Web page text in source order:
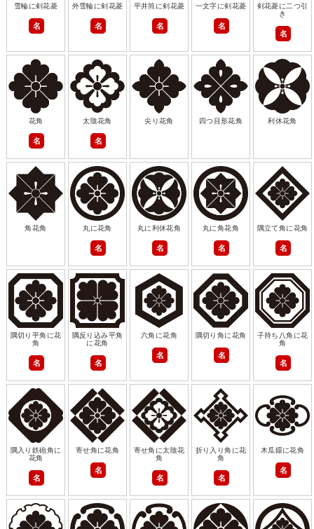
雪輪に剣花菱
名
外雪輪に剣花菱
名
平井筒に剣花菱
名
一文字に剣花菱
名
剣花菱に二つ引
き
名
花角
名
太陰花角
名
尖り花角 四つ目形花角 利休花角
角花角 丸に花角
名
丸に利休花角
名
丸に角花角
名
隅立て角に花角
名
隅切り平角に花
角
名
隅反り込み平角
に花角
名
六角に花角
名
隅切り角に花角
名
子持ち八角に花
角
名
隅入り鉄砲角に
花角
名
寄せ角に花角
名
寄せ角に太陰花
角
名
折り入り角に花
角
名
木瓜鐶に花角
名